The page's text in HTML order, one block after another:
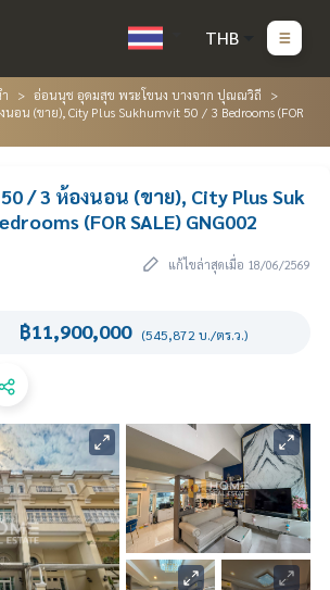
THB
อ่อนนุช อุดมสุข พระโขนง บางจาก ปุณณวิถี
น (ขาย), City Plus Sukhumvit 50 / 3 Bedrooms (FOR
/ 3 ห้องนอน (ขาย), City Plus Suk
(FOR SALE) GNG002
แก้ไขล่าสุดเมื่อ 18/06/2569
฿11,900,000 (545,872 บ./ตร.ว.)